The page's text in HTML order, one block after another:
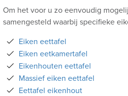
Om het voor u zo eenvoudig
samengesteld waarbij specifieke
Eiken eettafel
Eiken eetkamertafel
Eikenhouten eettafel
Massief eiken eettafel
Eettafel eikenhout